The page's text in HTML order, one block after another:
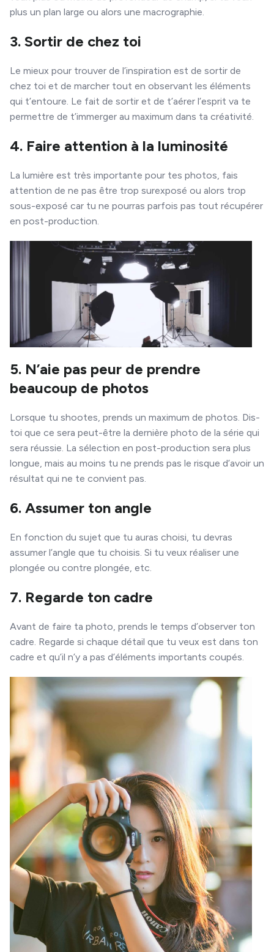
plus un plan large ou alors une macrographie.
3. Sortir de chez toi
Le mieux pour trouver de l’inspiration est de sortir de
chez toi et de marcher tout en observant les éléments
qui t’entoure. Le fait de sortir et de t’aérer l’esprit va te
permettre de t’immerger au maximum dans ta créativité.
4. Faire attention à la luminosité
La lumière est très importante pour tes photos, fais
attention de ne pas être trop surexposé ou alors trop
sous-exposé car tu ne pourras parfois pas tout récupérer
en post-production.
5. N’aie pas peur de prendre
beaucoup de photos
Lorsque tu shootes, prends un maximum de photos. Dis-
toi que ce sera peut-être la dernière photo de la série qui
sera réussie. La sélection en post-production sera plus
longue, mais au moins tu ne prends pas le risque d’avoir un
résultat qui ne te convient pas.
6. Assumer ton angle
En fonction du sujet que tu auras choisi, tu devras
assumer l’angle que tu choisis. Si tu veux réaliser une
plongée ou contre plongée, etc.
7. Regarde ton cadre
Avant de faire ta photo, prends le temps d’observer ton
cadre. Regarde si chaque détail que tu veux est dans ton
cadre et qu’il n’y a pas d’éléments importants coupés.